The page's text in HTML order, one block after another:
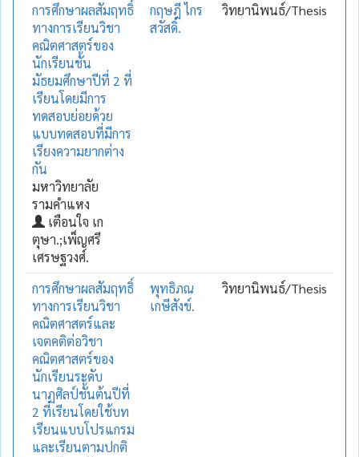
การศึกษาผลสัมฤทธิ์
ทางการเรียนวิชา
คณิตศาสตร์ของ
นักเรียนชั้น
มัธยมศึกษาปีที่ 2 ที่
เรียนโดยมีการ
ทดสอบย่อยด้วย
แบบทดสอบที่มีการ
เรียงความยากต่าง
กัน
มหาวิทยาลัย
รามคำแหง
เตือนใจ เก
ตุษา.;เพ็ญศรี
เศรษฐวงศ์.
กฤษฎี ไกร
สวัสดิ์.
วิทยานิพนธ์/Thesis
การศึกษาผลสัมฤทธิ์
ทางการเรียนวิชา
คณิตศาสตร์และ
เจตคติต่อวิชา
คณิตศาสตร์ของ
นักเรียนระดับ
นาฏศิลป์ชั้นต้นปีที่
2 ที่เรียนโดยใช้บท
เรียนแบบโปรแกรม
และเรียนตามปกติ
พุทธิภณ
เกษีสังข์.
วิทยานิพนธ์/Thesis